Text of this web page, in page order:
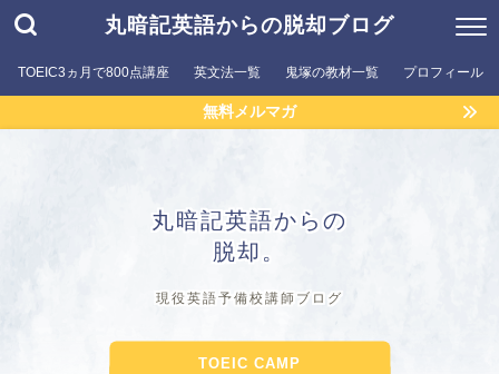
丸暗記英語からの脱却ブログ
TOEIC3ヵ月で800点講座 英文法一覧 鬼塚の教材一覧 プロフィール
無料メルマガ
丸暗記英語からの
脱却。
現役英語予備校講師ブログ
TOEIC CAMP